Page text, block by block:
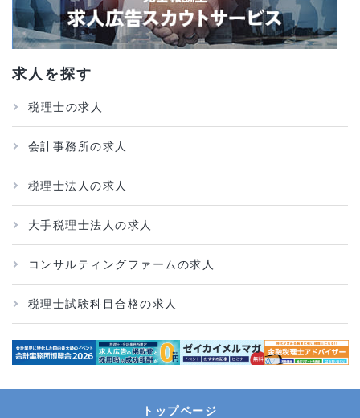
求人を探す
税理士の求人
会計事務所の求人
税理士法人の求人
大手税理士法人の求人
コンサルティングファームの求人
税理士試験科目合格の求人
トップページ